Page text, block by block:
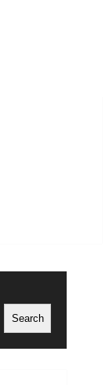
Search